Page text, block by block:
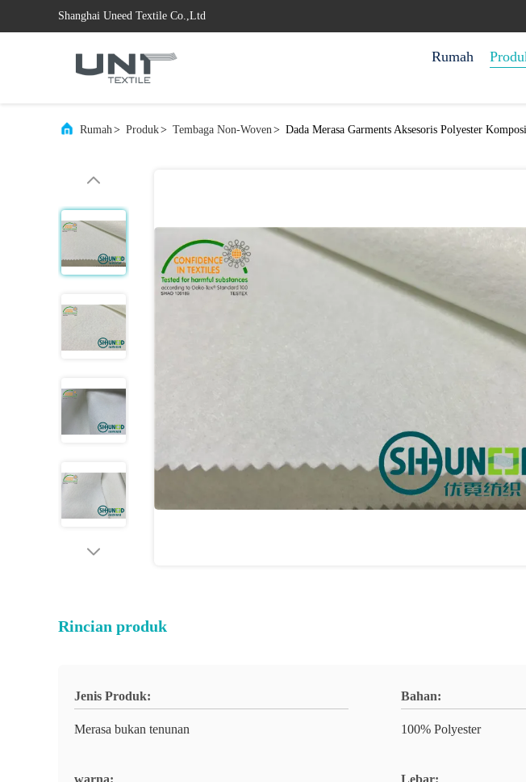
Shanghai Uneed Textile Co.,Ltd
Rumah
Rumah> Produk> Tembaga Non-Woven> Dada Merasa Garments Aksesoris Polyester
Rincian produk
Jenis Produk:
Merasa bukan tenunan
Bahan:
100% Polyester
warna: Lebar: